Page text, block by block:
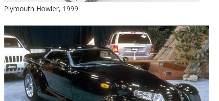
Plymouth Howler, 1999